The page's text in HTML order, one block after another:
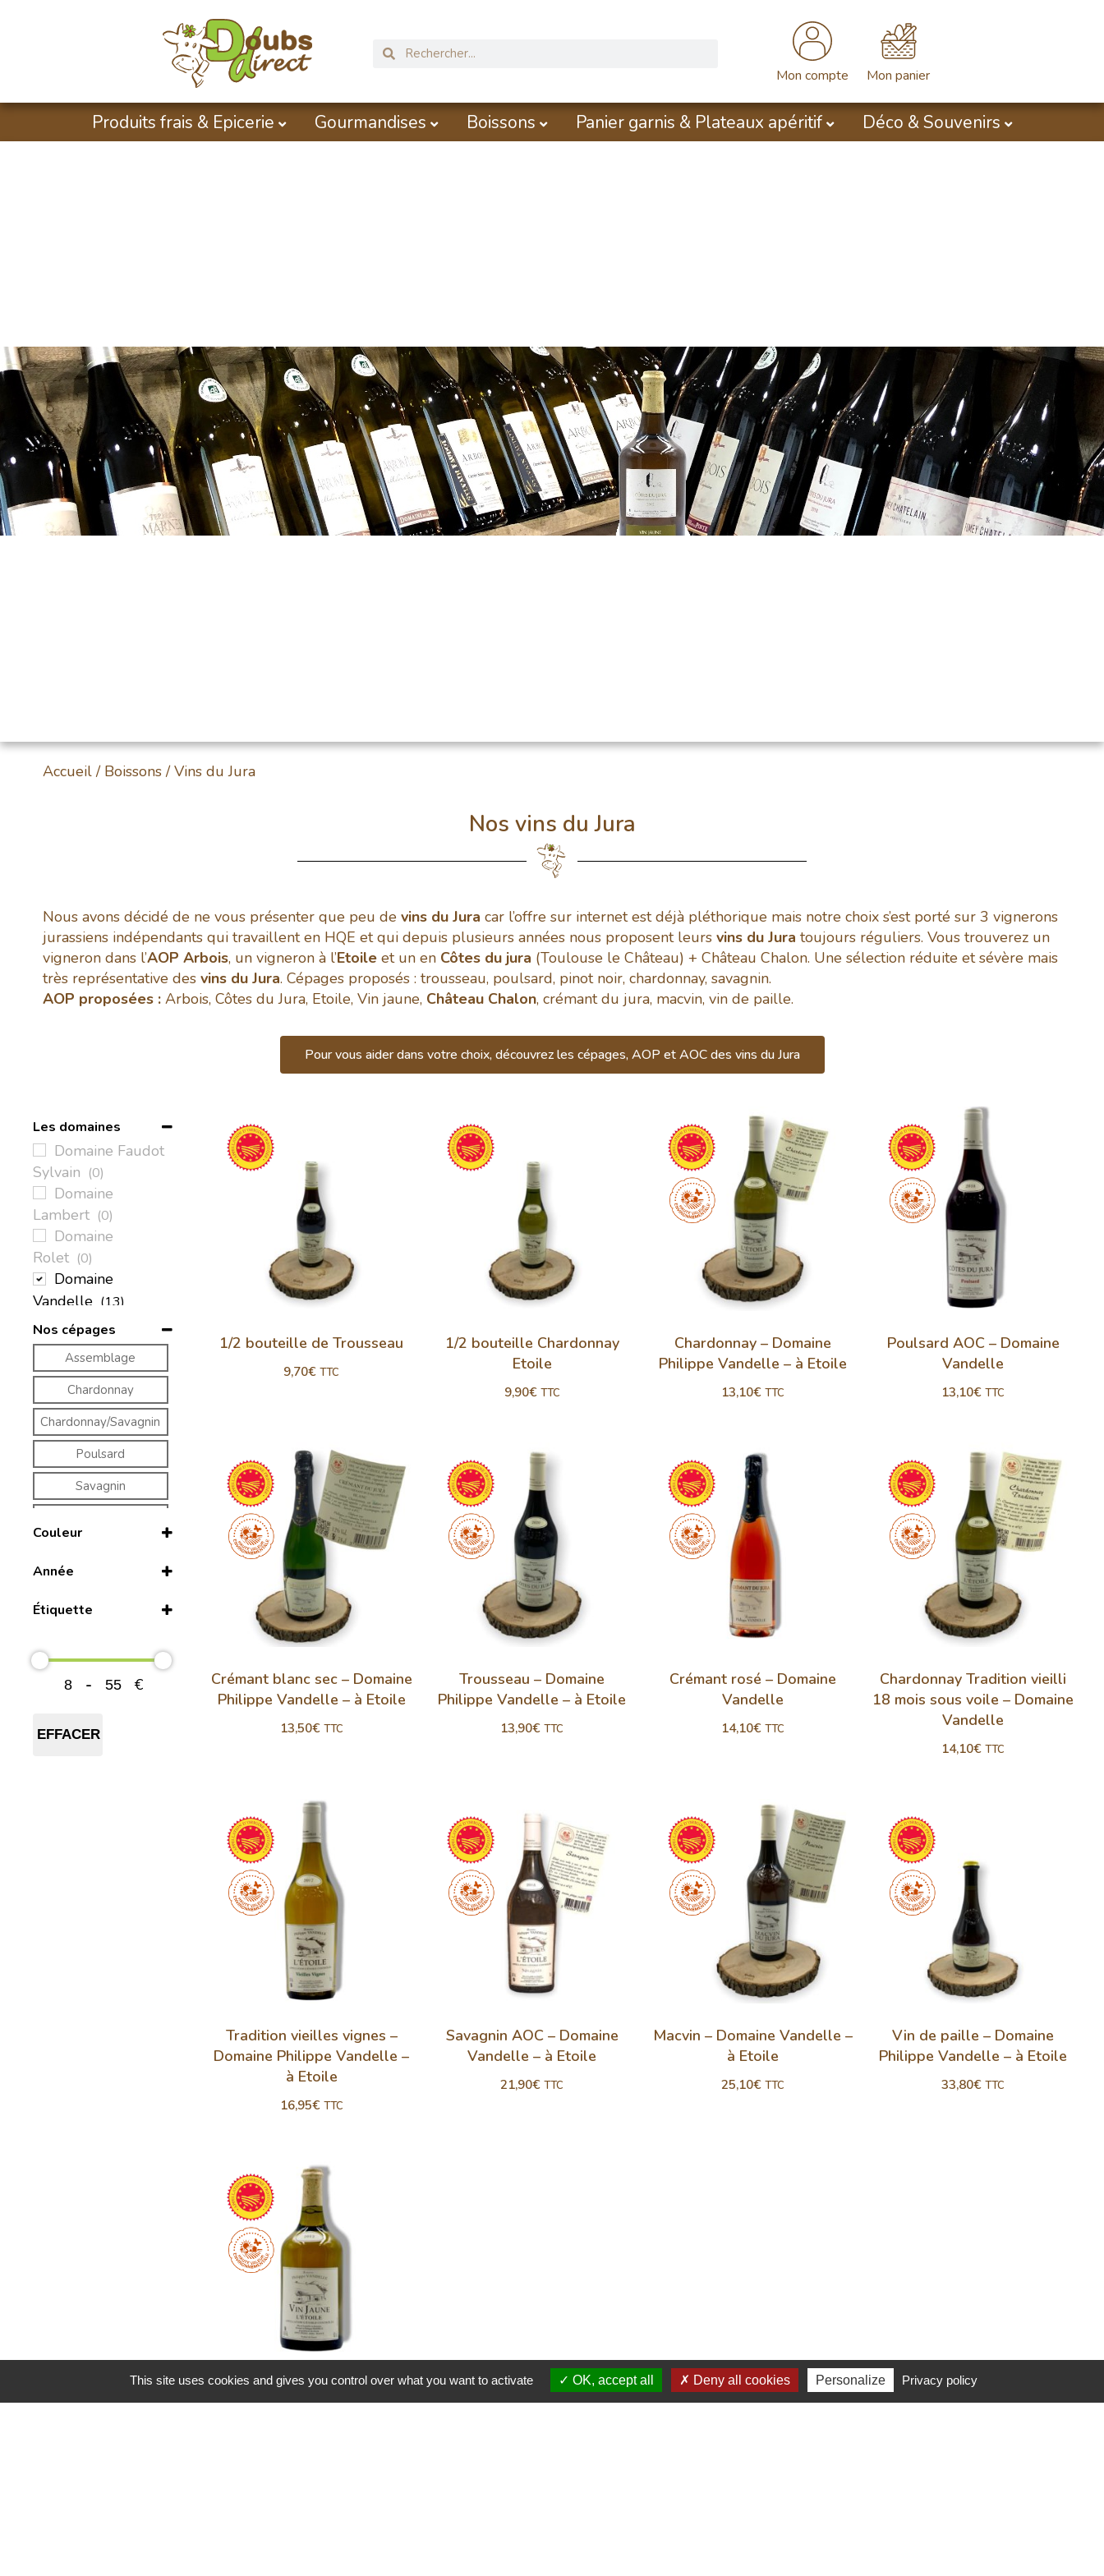
Mon compte Mon panier
Produits frais & Epicerie Gourmandises Boissons Panier garnis & Plateaux apéritif Déco & Souvenirs
Accueil/ Boissons/ Vins du Jura
Nos vins du Jura
Nous avons décidé de ne vous présenter que peu de vins du Jura car l’offre sur internet est déjà pléthorique mais notre choix s’est porté sur 3 vignerons
jurassiens indépendants qui travaillent en HQE et qui depuis plusieurs années nous proposent leurs vins du Jura toujours réguliers. Vous trouverez un
vigneron dans l’AOP Arbois, un vigneron à l’Etoile et un en Côtes du jura (Toulouse le Château) + Château Chalon. Une sélection réduite et sévère mais
très représentative des vins du Jura. Cépages proposés : trousseau, poulsard, pinot noir, chardonnay, savagnin.
AOP proposées : Arbois, Côtes du Jura, Etoile, Vin jaune, Château Chalon, crémant du jura, macvin, vin de paille.
Pour vous aider dans votre choix, découvrez les cépages, AOP et AOC des vins du Jura
Les domaines
Domaine Faudot
Sylvain (0)
Domaine
Lambert (0)
Domaine
Rolet (0)
Domaine
Vandelle (13)
Fruitière vinicole
d'Arbois (0)
Nos cépages
Assemblage
Chardonnay
Chardonnay/Savagnin
Poulsard
Savagnin
Couleur
Année
2019
2022
Étiquette
- €
EFFACER
1/2 bouteille de Trousseau
9,70€ TTC
1/2 bouteille Chardonnay
Etoile
9,90€ TTC
Chardonnay – Domaine
Philippe Vandelle – à Etoile
13,10€ TTC
Poulsard AOC – Domaine
Vandelle
13,10€ TTC
Crémant blanc sec – Domaine
Philippe Vandelle – à Etoile
13,50€ TTC
Trousseau – Domaine
Philippe Vandelle – à Etoile
13,90€ TTC
Crémant rosé – Domaine
Vandelle
14,10€ TTC
Chardonnay Tradition vieilli
18 mois sous voile – Domaine
Vandelle
14,10€ TTC
Tradition vieilles vignes –
Domaine Philippe Vandelle –
à Etoile
16,95€ TTC
Savagnin AOC – Domaine
Vandelle – à Etoile
21,90€ TTC
Macvin – Domaine Vandelle –
à Etoile
25,10€ TTC
Vin de paille – Domaine
Philippe Vandelle – à Etoile
33,80€ TTC
Vin Jaune – Domaine Philippe
This site uses cookies and gives you control over what you want to activate OK, accept all Deny all cookies Personalize Privacy policy